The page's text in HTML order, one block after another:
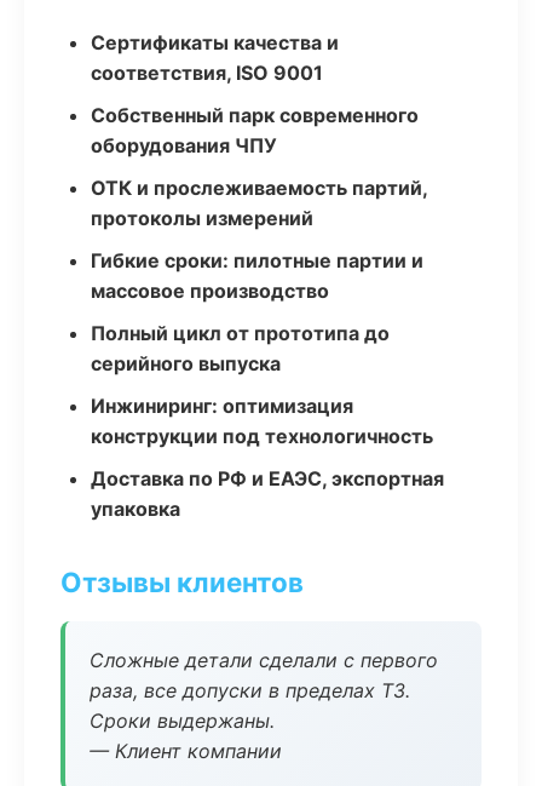
Сертификаты качества и
соответствия, ISO 9001
Собственный парк современного
оборудования ЧПУ
ОТК и прослеживаемость партий,
протоколы измерений
Гибкие сроки: пилотные партии и
массовое производство
Полный цикл от прототипа до
серийного выпуска
Инжиниринг: оптимизация
конструкции под технологичность
Доставка по РФ и ЕАЭС, экспортная
упаковка
Отзывы клиентов
Сложные детали сделали с первого
раза, все допуски в пределах ТЗ.
Сроки выдержаны.
— Клиент компании